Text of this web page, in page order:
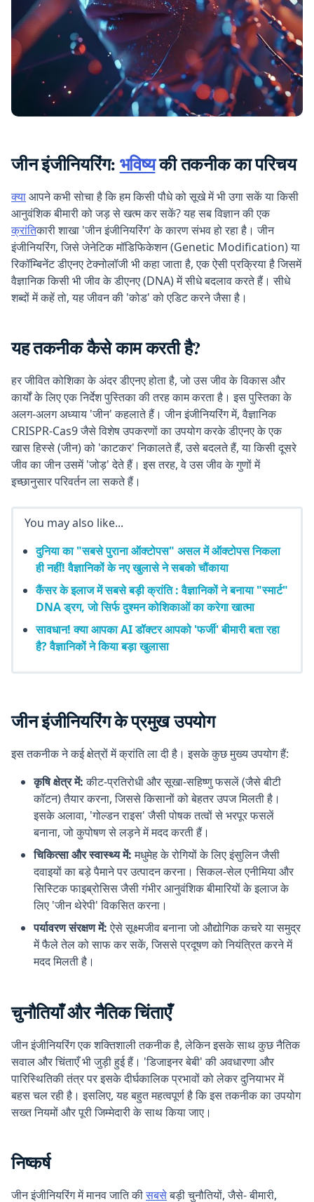
जीन इंजीनियरिंग:भविष्यकी तकनीक का परिचय
क्याआपने कभी सोचा है कि हम किसी पौधे को सूखे में भी उगा सकें या किसी
आनुवंशिक बीमारी को जड़ से खत्म कर सकें? यह सब विज्ञान की एक
क्रांतिकारी शाखा 'जीन इंजीनियरिंग' के कारण संभव हो रहा है। जीन
इंजीनियरिंग, जिसे जेनेटिक मॉडिफिकेशन (Genetic Modification) या
रिकॉम्बिनेंट डीएनए टेक्नोलॉजी भी कहा जाता है, एक ऐसी प्रक्रिया है जिसमें
वैज्ञानिक किसी भी जीव के डीएनए (DNA) में सीधे बदलाव करते हैं। सीधे
शब्दों में कहें तो, यह जीवन की 'कोड' को एडिट करने जैसा है।
यह तकनीक कैसे काम करती है?
हर जीवित कोशिका के अंदर डीएनए होता है, जो उस जीव के विकास और
कार्यों के लिए एक निर्देश पुस्तिका की तरह काम करता है। इस पुस्तिका के
अलग-अलग अध्याय 'जीन' कहलाते हैं। जीन इंजीनियरिंग में, वैज्ञानिक
CRISPR-Cas9 जैसे विशेष उपकरणों का उपयोग करके डीएनए के एक
खास हिस्से (जीन) को 'काटकर' निकालते हैं, उसे बदलते हैं, या किसी दूसरे
जीव का जीन उसमें 'जोड़' देते हैं। इस तरह, वे उस जीव के गुणों में
इच्छानुसार परिवर्तन ला सकते हैं।
You may also like...
दुनिया का "सबसे पुराना ऑक्टोपस" असल में ऑक्टोपस निकला
ही नहीं! वैज्ञानिकों के नए खुलासे ने सबको चौंकाया
कैंसर के इलाज में सबसे बड़ी क्रांति : वैज्ञानिकों ने बनाया "स्मार्ट"
DNA ड्रग, जो सिर्फ दुश्मन कोशिकाओं का करेगा खात्मा
सावधान! क्या आपका AI डॉक्टर आपको 'फर्जी' बीमारी बता रहा
है? वैज्ञानिकों ने किया बड़ा खुलासा
जीन इंजीनियरिंग के प्रमुख उपयोग
इस तकनीक ने कई क्षेत्रों में क्रांति ला दी है। इसके कुछ मुख्य उपयोग हैं:
कृषि क्षेत्र में:कीट-प्रतिरोधी और सूखा-सहिष्णु फसलें (जैसे बीटी
कॉटन) तैयार करना, जिससे किसानों को बेहतर उपज मिलती है।
इसके अलावा, 'गोल्डन राइस' जैसी पोषक तत्वों से भरपूर फसलें
बनाना, जो कुपोषण से लड़ने में मदद करती हैं।
चिकित्सा और स्वास्थ्य में:मधुमेह के रोगियों के लिए इंसुलिन जैसी
दवाइयों का बड़े पैमाने पर उत्पादन करना। सिकल-सेल एनीमिया और
सिस्टिक फाइब्रोसिस जैसी गंभीर आनुवंशिक बीमारियों के इलाज के
लिए 'जीन थेरेपी' विकसित करना।
पर्यावरण संरक्षण में:ऐसे सूक्ष्मजीव बनाना जो औद्योगिक कचरे या समुद्र
में फैले तेल को साफ कर सकें, जिससे प्रदूषण को नियंत्रित करने में
मदद मिलती है।
चुनौतियाँ और नैतिक चिंताएँ
जीन इंजीनियरिंग एक शक्तिशाली तकनीक है, लेकिन इसके साथ कुछ नैतिक
सवाल और चिंताएँ भी जुड़ी हुई हैं। 'डिजाइनर बेबी' की अवधारणा और
पारिस्थितिकी तंत्र पर इसके दीर्घकालिक प्रभावों को लेकर दुनियाभर में
बहस चल रही है। इसलिए, यह बहुत महत्वपूर्ण है कि इस तकनीक का उपयोग
सख्त नियमों और पूरी जिम्मेदारी के साथ किया जाए।
निष्कर्ष
जीन इंजीनियरिंग में मानव जाति कीसबसेबड़ी चुनौतियों, जैसे- बीमारी,